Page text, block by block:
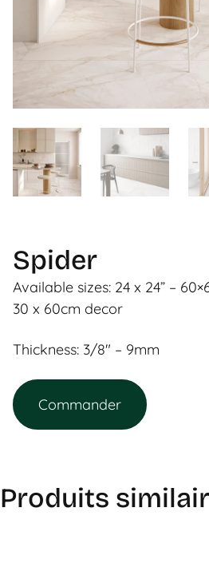
Spider
Available sizes: 24 x 24” –
30 x 60cm decor
Thickness: 3/8″ – 9mm
Commander
Produits